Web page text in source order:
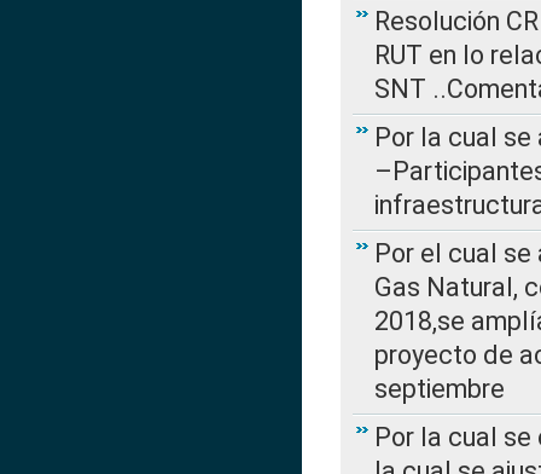
Resolución
RUT en lo
SNT
Por la cual se
Por el cual
Gas Natural,
2018,se
proyecto de
septiembre
Por la cual se